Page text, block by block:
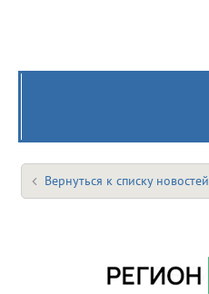
Вернуться к списку новостей